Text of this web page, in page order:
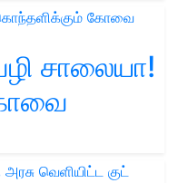
சாலையா!